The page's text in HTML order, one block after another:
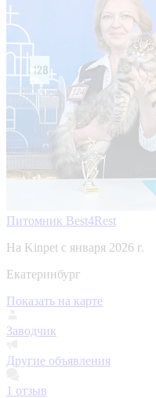
Питомник Best4Rest
На Kinpet c января 2026 г.
Екатеринбург
Показать на карте
Заводчик
Другие объявления
1 отзыв